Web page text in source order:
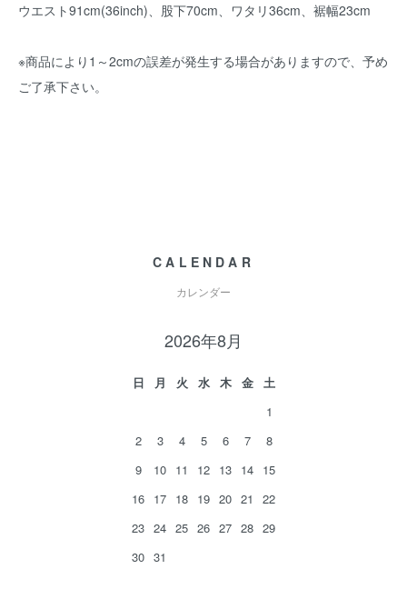
ウエスト91cm(36inch)、股下70cm、ワタリ36cm、裾幅23cm
※商品により1～2cmの誤差が発生する場合がありますので、予め
ご了承下さい。
CALENDAR
カレンダー
2026年8月
日 月 火 水 木 金
土
1
2
3 4 5 6 7
8
9
10 11 12 13 14 15
16 17 18 19 20 21
22
23 24 25 26 27 28 29
30 31